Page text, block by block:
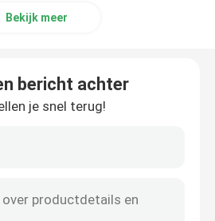
van de brekerverbinding
Bekijk meer
bericht achter
je snel terug!